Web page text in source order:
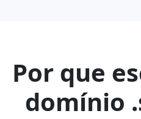
Por que
domínio